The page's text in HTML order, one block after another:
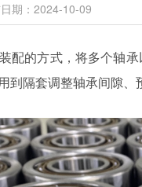
期：2024-10-09
配的方式，将多个轴
到隔套调整轴承间隙